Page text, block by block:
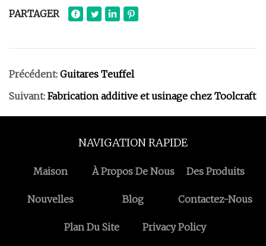
PARTAGER
Précédent: Guitares Teuffel
Suivant: Fabrication additive et usinage chez Toolcraft
NAVIGATION RAPIDE
Maison À Propos De Nous Des Produits
Nouvelles Blog Contactez-Nous
Plan Du Site Privacy Policy